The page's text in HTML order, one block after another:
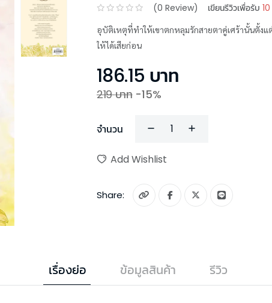
(0 Review) เขียนรีวิวเพื่อรับ
อุบัติเหตุที่ทำให้เขาตกหลุมรักสายตาคู่เศร้านั้น​ตั้ง
ให้ได้เสียก่อน
186.15 บาท
219บาท -15%
จำนวน
Add Wishlist
Share:
เรื่องย่อ ข้อมูลสินค้า รีวิว